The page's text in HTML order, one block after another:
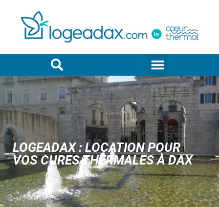
LOGEADAX : LOCATION POUR
VOS CURES THERMALES À DAX